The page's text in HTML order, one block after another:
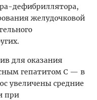
дефибриллятора,
желудочковой
для оказания
гепатитом С — в
увеличены средние
при